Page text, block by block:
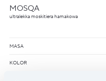
MOSQA
ultralekka moskitiera hamakowa
MASA
KOLOR